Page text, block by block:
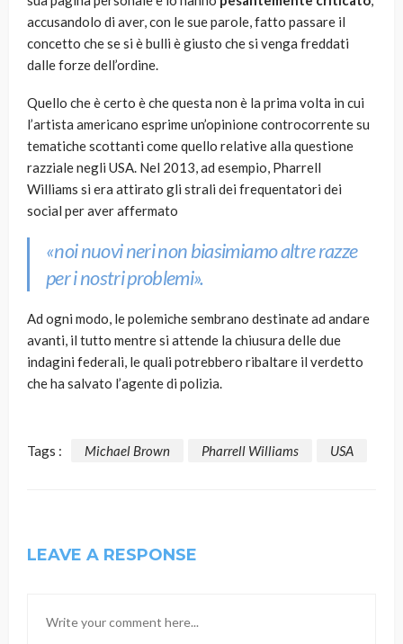
accusandolo di aver, con le sue parole, fatto passare il
concetto che se si è bulli è giusto che si venga freddati
dalle forze dell’ordine.
Quello che è certo è che questa non è la prima volta in cui
l’artista americano esprime un’opinione controcorrente su
tematiche scottanti come quello relative alla questione
razziale negli USA. Nel 2013, ad esempio, Pharrell
Williams si era attirato gli strali dei frequentatori dei
social per aver affermato
«noi nuovi neri non biasimiamo altre razze
per i nostri problemi».
Ad ogni modo, le polemiche sembrano destinate ad andare
avanti, il tutto mentre si attende la chiusura delle due
indagini federali, le quali potrebbero ribaltare il verdetto
che ha salvato l’agente di polizia.
Tags : Michael Brown Pharrell Williams USA
LEAVE A RESPONSE